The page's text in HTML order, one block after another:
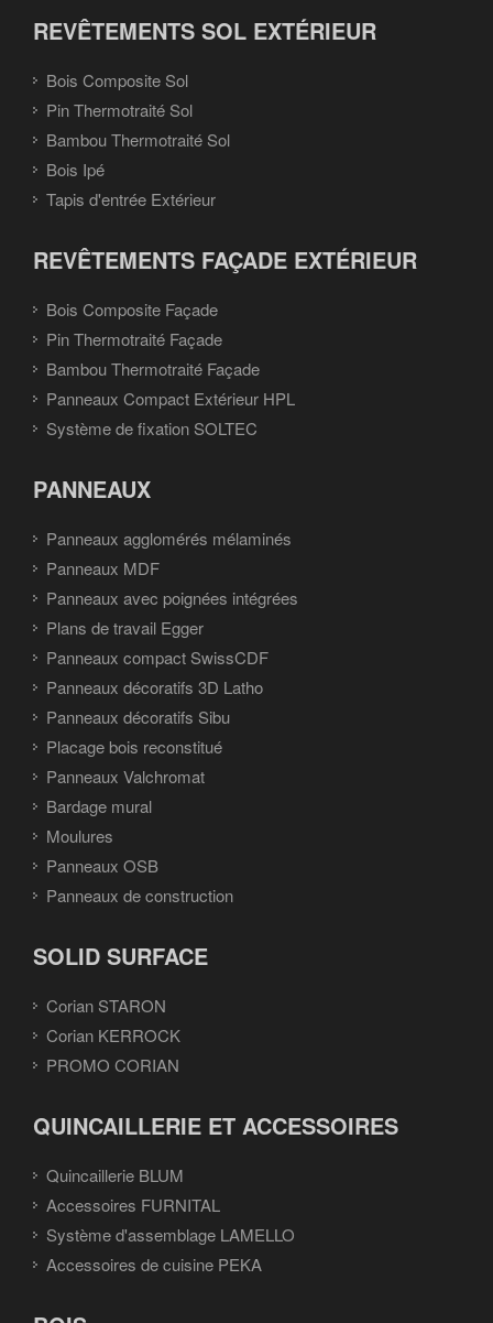
REVÊTEMENTS SOL EXTÉRIEUR
Bois Composite Sol
Pin Thermotraité Sol
Bambou Thermotraité Sol
Bois Ipé
Tapis d'entrée Extérieur
REVÊTEMENTS FAÇADE EXTÉRIEUR
Bois Composite Façade
Pin Thermotraité Façade
Bambou Thermotraité Façade
Panneaux Compact Extérieur HPL
Système de fixation SOLTEC
PANNEAUX
Panneaux agglomérés mélaminés
Panneaux MDF
Panneaux avec poignées intégrées
Plans de travail Egger
Panneaux compact SwissCDF
Panneaux décoratifs 3D Latho
Panneaux décoratifs Sibu
Placage bois reconstitué
Panneaux Valchromat
Bardage mural
Moulures
Panneaux OSB
Panneaux de construction
SOLID SURFACE
Corian STARON
Corian KERROCK
PROMO CORIAN
QUINCAILLERIE ET ACCESSOIRES
Quincaillerie BLUM
Accessoires FURNITAL
Système d'assemblage LAMELLO
Accessoires de cuisine PEKA